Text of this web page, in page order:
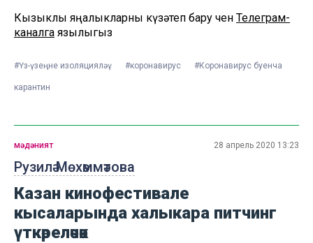
Кызыклы яңалыкларны күзәтеп бару өчен Телеграм-
каналга язылыгыз
#Үз-үзеңне изоляцияләү #коронавирус #Коронавирус буенча
карантин
Рузилә Мөхәммәтова
мәдәният 28 апрель 2020 13:23
Казан кинофестивале
кысаларында халыкара питчинг
үткәреләчәк